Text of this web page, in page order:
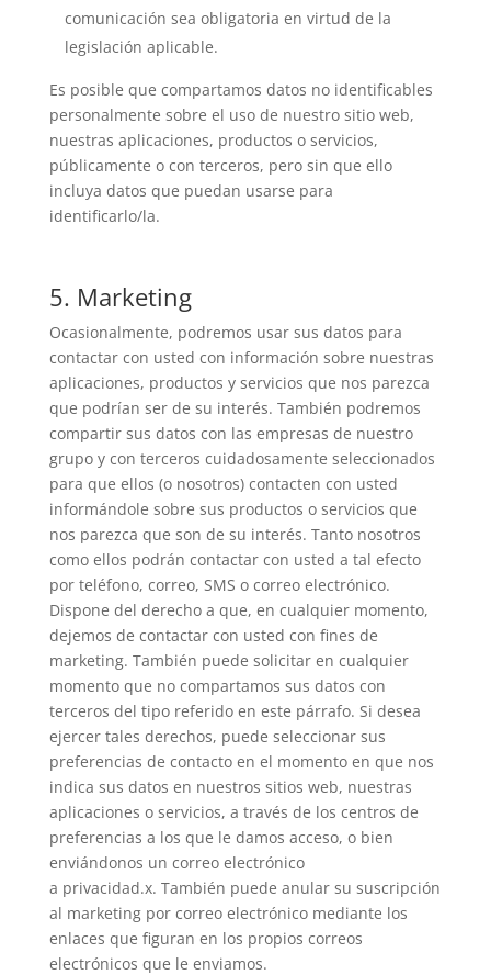
comunicación sea obligatoria en virtud de la
legislación aplicable.
Es posible que compartamos datos no identificables
personalmente sobre el uso de nuestro sitio web,
nuestras aplicaciones, productos o servicios,
públicamente o con terceros, pero sin que ello
incluya datos que puedan usarse para
identificarlo/la.
5. Marketing
Ocasionalmente, podremos usar sus datos para
contactar con usted con información sobre nuestras
aplicaciones, productos y servicios que nos parezca
que podrían ser de su interés. También podremos
compartir sus datos con las empresas de nuestro
grupo y con terceros cuidadosamente seleccionados
para que ellos (o nosotros) contacten con usted
informándole sobre sus productos o servicios que
nos parezca que son de su interés. Tanto nosotros
como ellos podrán contactar con usted a tal efecto
por teléfono, correo, SMS o correo electrónico.
Dispone del derecho a que, en cualquier momento,
dejemos de contactar con usted con fines de
marketing. También puede solicitar en cualquier
momento que no compartamos sus datos con
terceros del tipo referido en este párrafo. Si desea
ejercer tales derechos, puede seleccionar sus
preferencias de contacto en el momento en que nos
indica sus datos en nuestros sitios web, nuestras
aplicaciones o servicios, a través de los centros de
preferencias a los que le damos acceso, o bien
enviándonos un correo electrónico
a privacidad.x. También puede anular su suscripción
al marketing por correo electrónico mediante los
enlaces que figuran en los propios correos
electrónicos que le enviamos.